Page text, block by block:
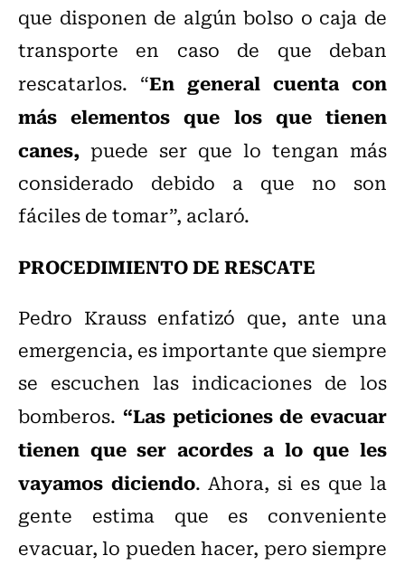
que disponen de algún bolso o caja de
transporte en caso de que deban
rescatarlos. “En general cuenta con
más elementos que los que tienen
canes, puede ser que lo tengan más
considerado debido a que no son
fáciles de tomar”, aclaró.
PROCEDIMIENTO DE RESCATE
Pedro Krauss enfatizó que, ante una
emergencia, es importante que siempre
se escuchen las indicaciones de los
bomberos. “Las peticiones de evacuar
tienen que ser acordes a lo que les
vayamos diciendo. Ahora, si es que la
gente estima que es conveniente
evacuar, lo pueden hacer, pero siempre